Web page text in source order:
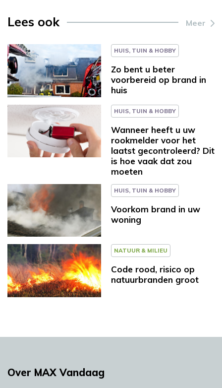
Lees ook Meer
HUIS, TUIN & HOBBY
Zo bent u beter
voorbereid op brand in
huis
HUIS, TUIN & HOBBY
Wanneer heeft u uw
rookmelder voor het
laatst gecontroleerd? Dit
is hoe vaak dat zou
moeten
HUIS, TUIN & HOBBY
Voorkom brand in uw
woning
NATUUR & MILIEU
Code rood, risico op
natuurbranden groot
Over MAX Vandaag